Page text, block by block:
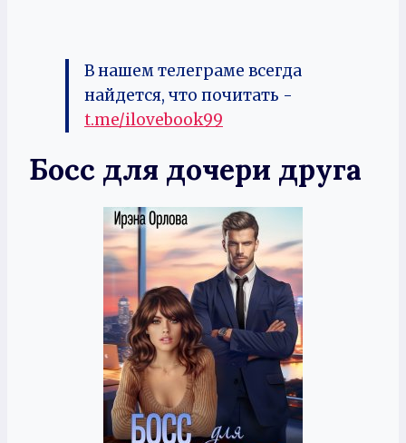
В нашем телеграме всегда
найдется, что почитать -
t.me/ilovebook99
Босс для дочери друга